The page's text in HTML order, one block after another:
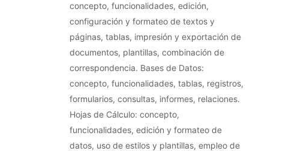
concepto, funcionalidades, edición,
configuración y formateo de textos y
páginas, tablas, impresión y exportación de
documentos, plantillas, combinación de
correspondencia. Bases de Datos:
concepto, funcionalidades, tablas, registros,
formularios, consultas, informes, relaciones.
Hojas de Cálculo: concepto,
funcionalidades, edición y formateo de
datos, uso de estilos y plantillas, empleo de